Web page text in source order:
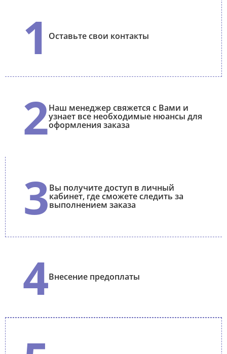
1 Оставьте свои контакты
2Наш менеджер свяжется с Вами и
узнает все необходимые нюансы для
оформления заказа
3Вы получите доступ в личный
кабинет, где сможете следить за
выполнением заказа
4Внесение предоплаты